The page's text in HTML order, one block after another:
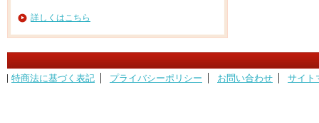
詳しくはこちら
特商法に基づく表記 プライバシーポリシー お問い合わせ サイト